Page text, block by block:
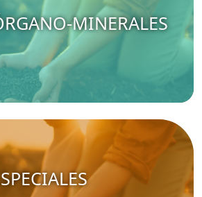
MINERALES